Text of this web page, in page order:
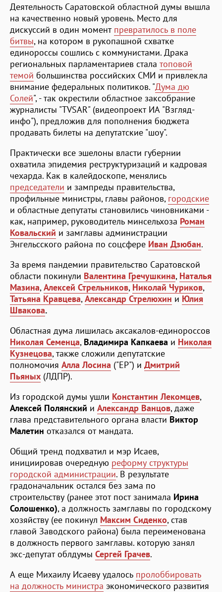
Деятельность Саратовской областной думы вышла
на качественно новый уровень. Место для
дискуссий в один момент превратилось в поле
битвы, на котором в рукопашной схватке
единороссы сошлись с коммунистами. Драка
региональных парламентариев стала топовой
темой большинства российских СМИ и привлекла
внимание федеральных политиков. "Дума дю
Солей", - так окрестили областное заксобрание
журналисты "TVSAR" (видеопроект ИА "Взгляд-
инфо"), предложив для пополнения бюджета
продавать билеты на депутатские "шоу".
Практически все эшелоны власти губернии
охватила эпидемия реструктуризаций и кадровая
чехарда. Как в калейдоскопе, менялись
председатели и зампреды правительства,
профильные министры, главы районов, городские
и областные депутаты становились чиновниками -
как, например, руководитель минсельхоза Роман
Ковальский и замглавы администрации
Энгельсского района по соцсфере Иван Дзюбан.
За время пандемии правительство Саратовской
области покинули Валентина Гречушкина, Наталья
Мазина,Алексей Стрельников, Николай Чуриков,
Татьяна Кравцева,Александр Стрелюхин и Юлия
Швакова.
Областная дума лишилась аксакалов-единороссов
Николая Семенца, Владимира Капкаева и Николая
Кузнецова, также сложили депутатские
полномочия Алла Лосина ("ЕР") и Дмитрий
Пьяных (ЛДПР).
Из городской думы ушли Константин Лекомцев,
Алексей Полянский и Александр Ванцов, даже
глава представительного органа власти Виктор
Малетин отказался от мандата.
Общий тренд подхватил и мэр Исаев,
инициировав очередную реформу структуры
городской администрации. В результате
градоначальник остался без зама по
строительству (ранее этот пост занимала Ирина
Солошенко), а должность замглавы по городскому
хозяйству (ее покинул Максим Сиденко, став
главой Заводского района) была переименована
в должность первого замглавы. которую занял
экс-депутат облдумы Сергей Грачев.
А еще Михаилу Исаеву удалось пролоббировать
на должность министра экономического развития